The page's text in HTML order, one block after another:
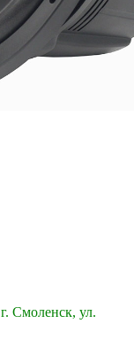
Смоленск, ул.